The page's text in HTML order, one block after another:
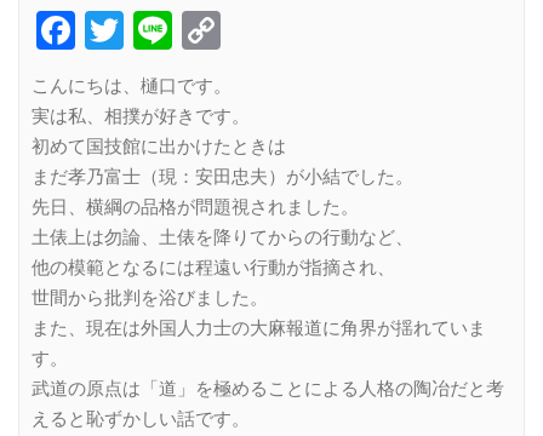
Facebook
Twitter
Line
こんにちは、樋口です。
実は私、相撲が好きです。
初めて国技館に出かけたときは
まだ孝乃富士（現：安田忠夫）が小結でした。
先日、横綱の品格が問題視されました。
土俵上は勿論、土俵を降りてからの行動など、
他の模範となるには程遠い行動が指摘され、
世間から批判を浴びました。
また、現在は外国人力士の大麻報道に角界が揺れていま
す。
武道の原点は「道」を極めることによる人格の陶冶だと考
えると恥ずかしい話です。